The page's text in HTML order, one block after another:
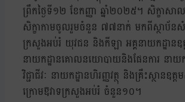
ព្រឹកថ្ងៃទី១២ ខែកញ្ញា ឆ្នាំ២០២៥។ សិក្ខាសា
សិក្ខាកាមចូលរួមចំនួន ៧៧នា​ក់ មកពីស្ថាប័ន
ក្រសួងអប់រំ យុវជន និងកីឡា អគ្គនាយកដ្ឋានឧ
នាយកដ្ឋានគោលនយោបាយនិងផែនការ នាយ
វិជ្ជាជីវៈ នាយកដ្ឋានហិរញ្ញវត្ថុ និងគ្រឹះស្ថានឧ
ក្រោមឱវាទក្រសួងអប់រំ ចំនួន១០។